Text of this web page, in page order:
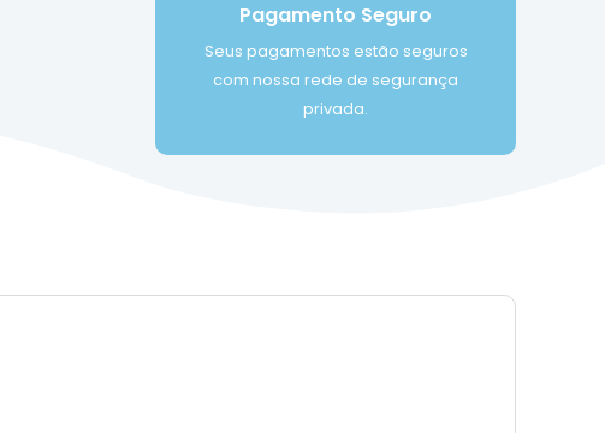
Pagamento Seguro
Seus pagamentos estão seguros
com nossa rede de segurança
privada.